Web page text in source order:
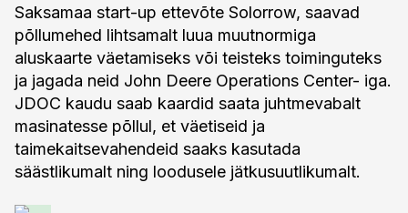
Saksamaa start-up ettevõte Solorrow, saavad
põllumehed lihtsamalt luua muutnormiga
aluskaarte väetamiseks või teisteks toiminguteks
ja jagada neid John Deere Operations Center- iga.
JDOC kaudu saab kaardid saata juhtmevabalt
masinatesse põllul, et väetiseid ja
taimekaitsevahendeid saaks kasutada
säästlikumalt ning loodusele jätkusuutlikumalt.